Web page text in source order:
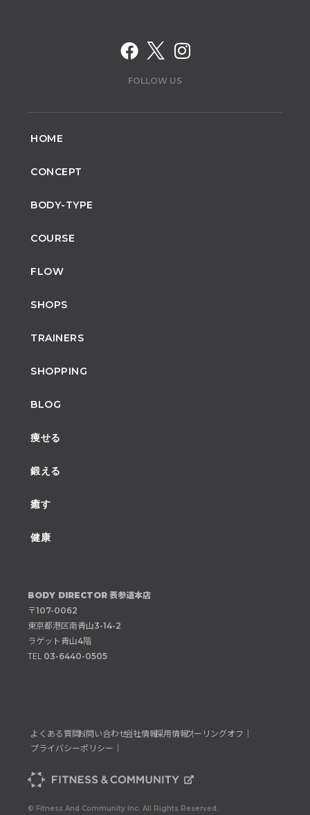
FOLLOW US
HOME
CONCEPT
BODY-TYPE
COURSE
FLOW
SHOPS
TRAINERS
SHOPPING
BLOG
痩せる
鍛える
癒す
健康
BODY DIRECTOR 表参道本店
〒107-0062
東京都港区南青山3-14-2
ラゲット青山4階
TEL 03-6440-0505
よくある質問｜お問い合わせ｜会社情報｜採用情報｜クーリングオフ｜
プライバシーポリシー｜
© Fitness And Community Inc. All Rights Reserved.